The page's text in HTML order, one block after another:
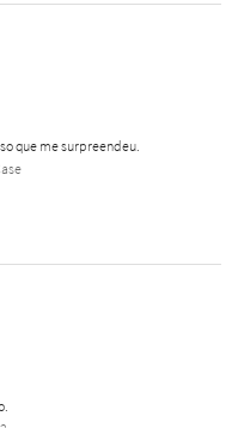
que me surpreendeu.